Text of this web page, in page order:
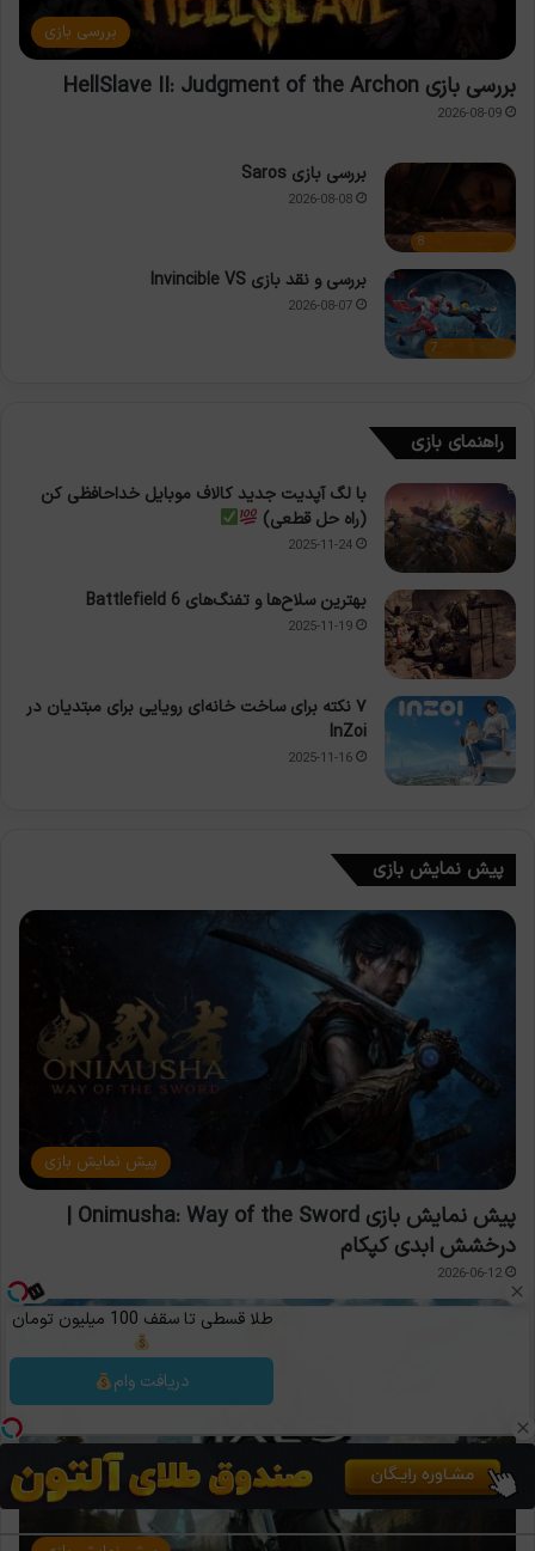
بررسی بازی
بررسی بازی HellSlave II: Judgment of the Archon
2026-08-09
8
بررسی بازی Saros
2026-08-08
7
بررسی و نقد بازی Invincible VS
2026-08-07
راهنمای بازی
با لگ آپدیت جدید کالاف موبایل خداحافظی کن
(راه حل قطعی)
2025-11-24
بهترین سلاح‌ها و تفنگ‌های Battlefield 6
2025-11-19
۷ نکته برای ساخت خانه‌ای رویایی برای مبتدیان در
InZoi
2025-11-16
پیش نمایش بازی
پیش نمایش بازی
پیش نمایش بازی Onimusha: Way of the Sword |
درخشش ابدی کپکام
2026-06-12
طلا قسطی تا سقف 100 میلیون تومان
دریافت وام